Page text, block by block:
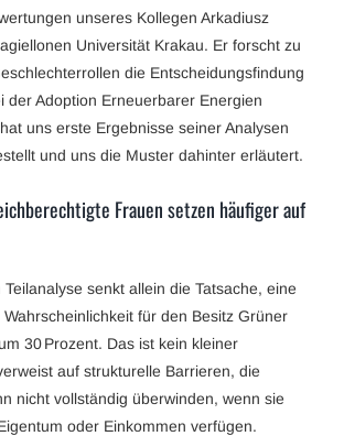
unseres Kollegen Arkadiusz
Universität Krakau. Er forscht zu
die Entscheidungsfindung
der Adoption Erneuerbarer Energien
uns erste Ergebnisse seiner Analysen
und uns die Muster dahinter erläutert.
Frauen setzen häufiger auf
senkt allein die Tatsache, eine
für den Besitz Grüner
30 Prozent. Das ist kein kleiner
auf strukturelle Barrieren, die
nicht vollständig überwinden, wenn sie
oder Einkommen verfügen.